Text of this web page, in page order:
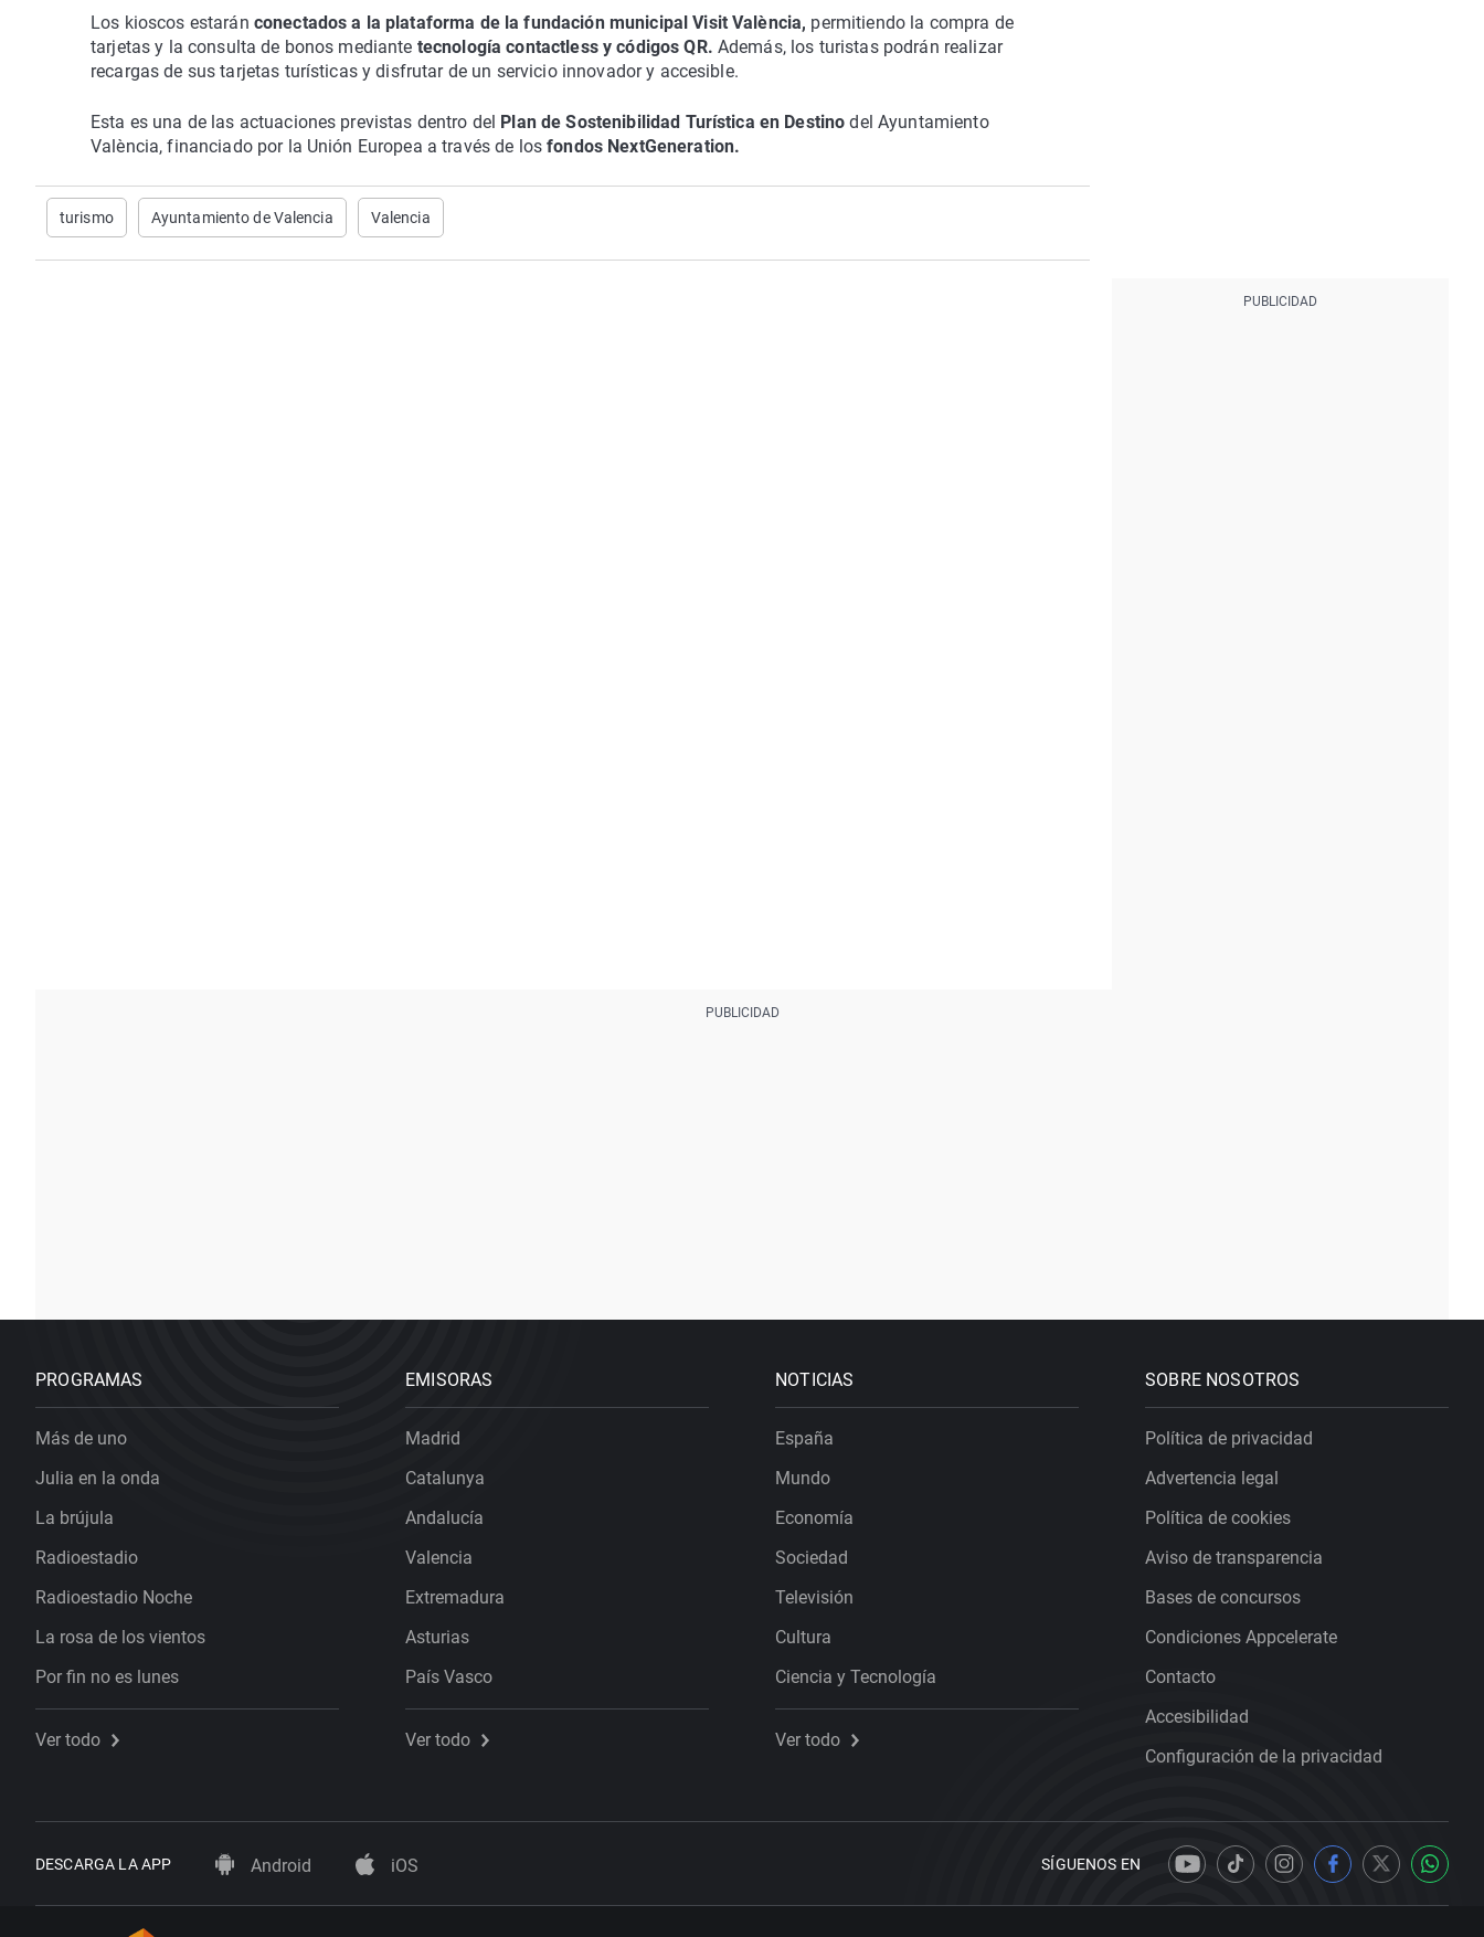
Los kioscos estarán conectados a la plataforma de la fundación municipal Visit València, permitiendo la compra de
tarjetas y la consulta de bonos mediante tecnología contactless y códigos QR. Además, los turistas podrán realizar
recargas de sus tarjetas turísticas y disfrutar de un servicio innovador y accesible.
Esta es una de las actuaciones previstas dentro del Plan de Sostenibilidad Turística en Destino del Ayuntamiento
València, financiado por la Unión Europea a través de losfondos NextGeneration.
turismo Ayuntamiento de Valencia Valencia
PROGRAMAS
Más de uno
Julia en la onda
La brújula
Radioestadio
Radioestadio Noche
La rosa de los vientos
Por fin no es lunes
Ver todo
EMISORAS
Madrid
Catalunya
Andalucía
Valencia
Extremadura
Asturias
País Vasco
Ver todo
NOTICIAS
España
Mundo
Economía
Sociedad
Televisión
Cultura
Ciencia y Tecnología
Ver todo
SOBRE NOSOTROS
Política de privacidad
Advertencia legal
Política de cookies
Aviso de transparencia
Bases de concursos
Condiciones Appcelerate
Contacto
Accesibilidad
Configuración de la privacidad
DESCARGA LA APP Android iOS SÍGUENOS EN